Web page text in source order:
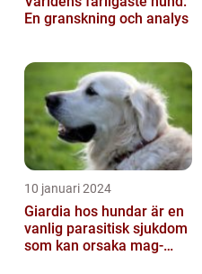
En granskning och analys
10 januari 2024
Giardia hos hundar är en
vanlig parasitisk sjukdom
som kan orsaka mag-